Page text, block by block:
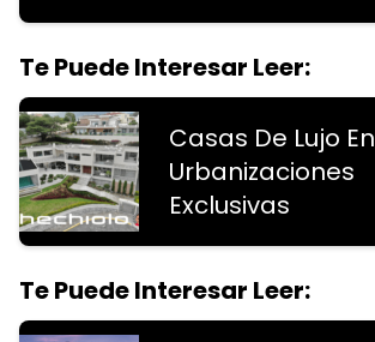
Te Puede Interesar Leer:
Casas De Lujo En
Urbanizaciones
Exclusivas
Te Puede Interesar Leer: